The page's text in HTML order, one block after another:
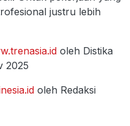
justru lebih
oleh Distika
2025
oleh Redaksi